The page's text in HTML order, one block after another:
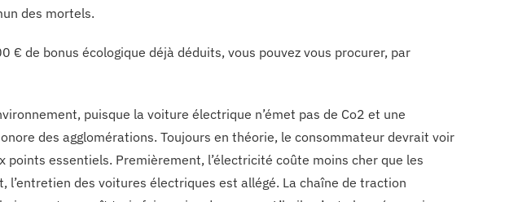
des mortels.
€ de bonus écologique déjà déduits, vous pouvez vous procurer, par
puisque la voiture électrique n’émet pas de Co2 et une
des agglomérations. Toujours en théorie, le consommateur devrait voir
essentiels. Premièrement, l’électricité coûte moins cher que les
des voitures électriques est allégé. La chaîne de traction